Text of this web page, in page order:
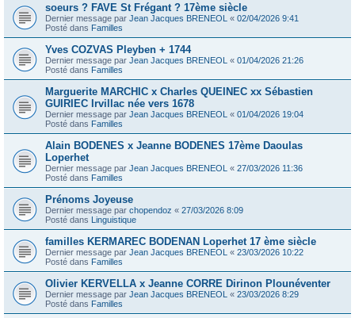
soeurs ? FAVE St Frégant ? 17ème siècle
Dernier message par Jean Jacques BRENEOL « 02/04/2026 9:41
Posté dans Familles
Yves COZVAS Pleyben + 1744
Dernier message par Jean Jacques BRENEOL « 01/04/2026 21:26
Posté dans Familles
Marguerite MARCHIC x Charles QUEINEC xx Sébastien
GUIRIEC Irvillac née vers 1678
Dernier message par Jean Jacques BRENEOL « 01/04/2026 19:04
Posté dans Familles
Alain BODENES x Jeanne BODENES 17ème Daoulas
Loperhet
Dernier message par Jean Jacques BRENEOL « 27/03/2026 11:36
Posté dans Familles
Prénoms Joyeuse
Dernier message par chopendoz « 27/03/2026 8:09
Posté dans Linguistique
familles KERMAREC BODENAN Loperhet 17 ème siècle
Dernier message par Jean Jacques BRENEOL « 23/03/2026 10:22
Posté dans Familles
Olivier KERVELLA x Jeanne CORRE Dirinon Plounéventer
Dernier message par Jean Jacques BRENEOL « 23/03/2026 8:29
Posté dans Familles